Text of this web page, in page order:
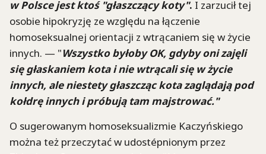
w Polsce jest ktoś "głaszczący koty". I zarzucił tej
osobie hipokryzję ze względu na łączenie
homoseksualnej orientacji z wtrącaniem się w życie
innych. — "Wszystko byłoby OK, gdyby oni zajęli
się głaskaniem kota i nie wtrącali się w życie
innych, ale niestety głaszcząc kota zaglądają pod
kołdrę innych i próbują tam majstrować."
O sugerowanym homoseksualizmie Kaczyńskiego
można też przeczytać w udostépnionym przez